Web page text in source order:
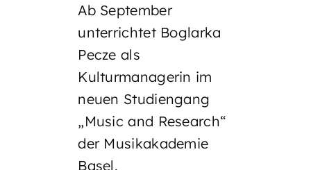
Ab September
unterrichtet Boglarka
Pecze als
Kulturmanagerin im
neuen Studiengang
„Music and Research“
der Musikakademie
Basel.